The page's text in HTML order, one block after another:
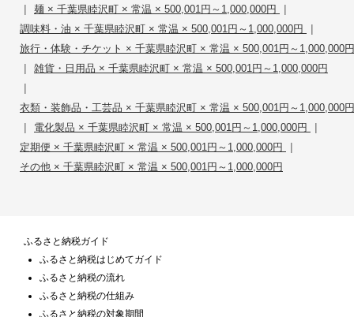
| 麺 × 千葉県睦沢町 × 常温 × 500,001円～1,000,000円 |
調味料・油 × 千葉県睦沢町 × 常温 × 500,001円～1,000,000円 |
旅行・体験・チケット × 千葉県睦沢町 × 常温 × 500,001円～1,000,000円
| 雑貨・日用品 × 千葉県睦沢町 × 常温 × 500,001円～1,000,000円
|
衣類・装飾品・工芸品 × 千葉県睦沢町 × 常温 × 500,001円～1,000,000円
| 電化製品 × 千葉県睦沢町 × 常温 × 500,001円～1,000,000円 |
定期便 × 千葉県睦沢町 × 常温 × 500,001円～1,000,000円 |
その他 × 千葉県睦沢町 × 常温 × 500,001円～1,000,000円
ふるさと納税ガイド
ふるさと納税はじめてガイド
ふるさと納税の流れ
ふるさと納税の仕組み
ふるさと納税の対象期間